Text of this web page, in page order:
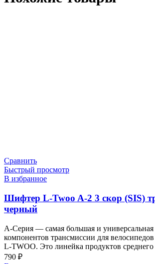
Сравнить
Быстрый просмотр
В избранное
Шифтер L-Twoo A-2 3 скор (SIS)
черный
A-Серия — самая большая и универсальная
компонентов трансмиссии для
L-TWOO. Это линейка продуктов среднего
790 ₽